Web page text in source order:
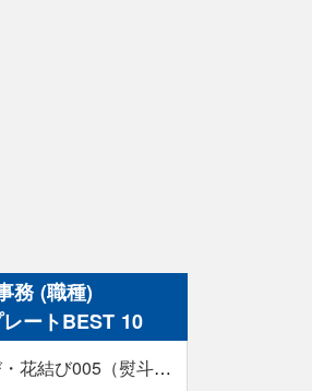
務 (職種)
ートBEST 10
水引蝶結び・花結び005（熨斗あり）